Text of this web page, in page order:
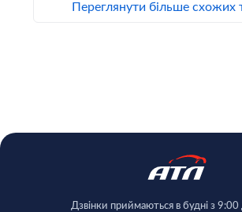
Переглянути більше схожих
Дзвінки приймаються в будні з